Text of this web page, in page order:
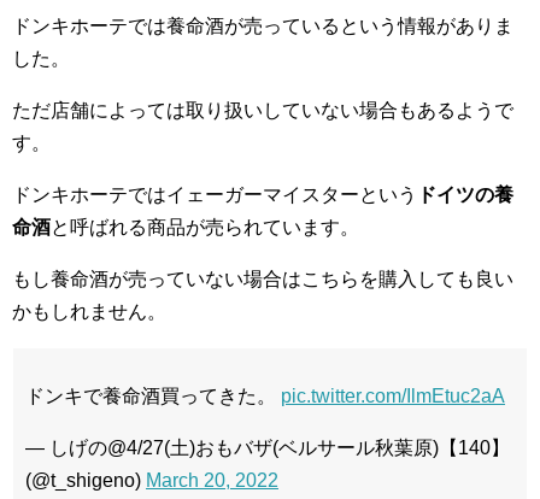
ドンキホーテでは養命酒が売っているという情報がありま
した。
ただ店舗によっては取り扱いしていない場合もあるようで
す。
ドンキホーテではイェーガーマイスターという
ドイツの養
命酒と呼ばれる商品が売られています。
もし養命酒が売っていない場合はこちらを購入しても良い
かもしれません。
ドンキで養命酒買ってきた。 pic.twitter.com/IlmEtuc2aA
— しげの@4/27(土)おもバザ(ベルサール秋葉原)【140】
(@t_shigeno) March 20, 2022